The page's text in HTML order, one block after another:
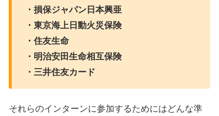
・損保ジャパン日本興亜
・東京海上日動火災保険
・住友生命
・明治安田生命相互保険
・三井住友カード
それらのインターンに参加するためにはどんな準